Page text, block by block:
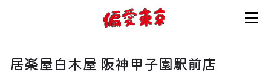
使い方
居楽屋白木屋 阪神甲子園駅前店